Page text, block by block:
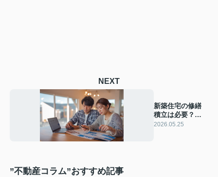
NEXT
新築住宅の修繕
積立は必要？目
安金額と計算の
2026.05.25
”不動産コラム”おすすめ記事